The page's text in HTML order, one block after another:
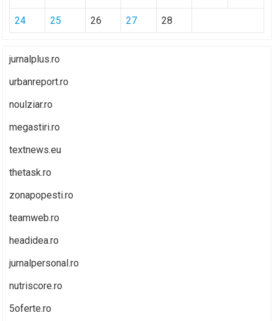
24 25 26 27 28
jurnalplus.ro
urbanreport.ro
noulziar.ro
megastiri.ro
textnews.eu
thetask.ro
zonapopesti.ro
teamweb.ro
headidea.ro
jurnalpersonal.ro
nutriscore.ro
5oferte.ro